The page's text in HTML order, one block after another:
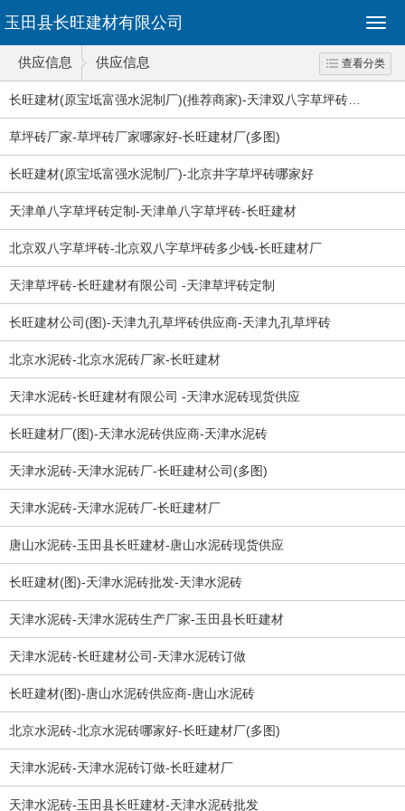
玉田县长旺建材有限公司
供应信息 供应信息 查看分类
长旺建材(原宝坻富强水泥制厂)(推荐商家)-天津双八字草坪砖…
草坪砖厂家-草坪砖厂家哪家好-长旺建材厂(多图)
长旺建材(原宝坻富强水泥制厂)-北京井字草坪砖哪家好
天津单八字草坪砖定制-天津单八字草坪砖-长旺建材
北京双八字草坪砖-北京双八字草坪砖多少钱-长旺建材厂
天津草坪砖-长旺建材有限公司 -天津草坪砖定制
长旺建材公司(图)-天津九孔草坪砖供应商-天津九孔草坪砖
北京水泥砖-北京水泥砖厂家-长旺建材
天津水泥砖-长旺建材有限公司 -天津水泥砖现货供应
长旺建材厂(图)-天津水泥砖供应商-天津水泥砖
天津水泥砖-天津水泥砖厂-长旺建材公司(多图)
天津水泥砖-天津水泥砖厂-长旺建材厂
唐山水泥砖-玉田县长旺建材-唐山水泥砖现货供应
长旺建材(图)-天津水泥砖批发-天津水泥砖
天津水泥砖-天津水泥砖生产厂家-玉田县长旺建材
天津水泥砖-长旺建材公司-天津水泥砖订做
长旺建材(图)-唐山水泥砖供应商-唐山水泥砖
北京水泥砖-北京水泥砖哪家好-长旺建材厂(多图)
天津水泥砖-天津水泥砖订做-长旺建材厂
天津水泥砖-玉田县长旺建材-天津水泥砖批发